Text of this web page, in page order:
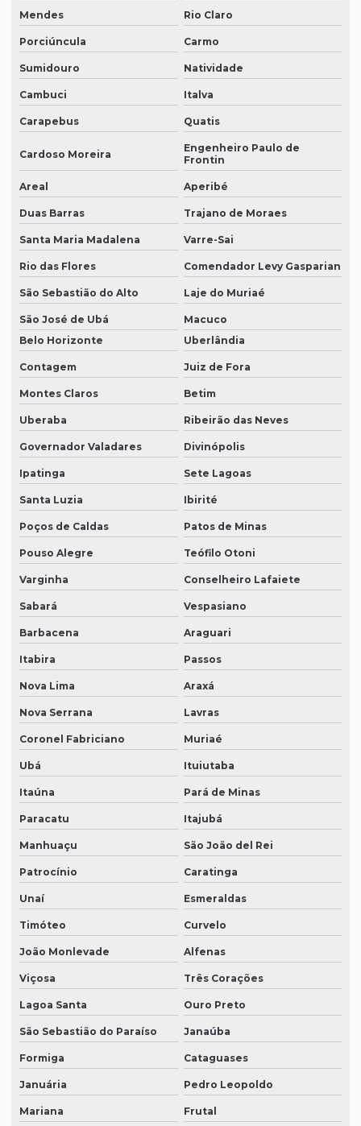
Mendes Rio Claro
Porciúncula Carmo
Sumidouro Natividade
Cambuci Italva
Carapebus Quatis
Cardoso Moreira
Engenheiro Paulo de
Frontin
Areal Aperibé
Duas Barras Trajano de Moraes
Santa Maria Madalena Varre-Sai
Rio das Flores Comendador Levy Gasparian
São Sebastião do Alto Laje do Muriaé
São José de Ubá
Macuco
Belo Horizonte
Uberlândia
Contagem Juiz de Fora
Montes Claros Betim
Uberaba Ribeirão das Neves
Governador Valadares Divinópolis
Ipatinga Sete Lagoas
Santa Luzia Ibirité
Poços de Caldas Patos de Minas
Pouso Alegre Teófilo Otoni
Varginha Conselheiro Lafaiete
Sabará Vespasiano
Barbacena Araguari
Itabira Passos
Nova Lima Araxá
Nova Serrana Lavras
Coronel Fabriciano Muriaé
Ubá Ituiutaba
Itaúna Pará de Minas
Paracatu Itajubá
Manhuaçu São João del Rei
Patrocínio Caratinga
Unaí Esmeraldas
Timóteo Curvelo
João Monlevade Alfenas
Viçosa Três Corações
Lagoa Santa Ouro Preto
São Sebastião do Paraíso Janaúba
Formiga Cataguases
Januária Pedro Leopoldo
Mariana Frutal